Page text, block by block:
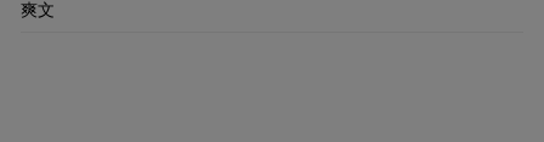
爽文